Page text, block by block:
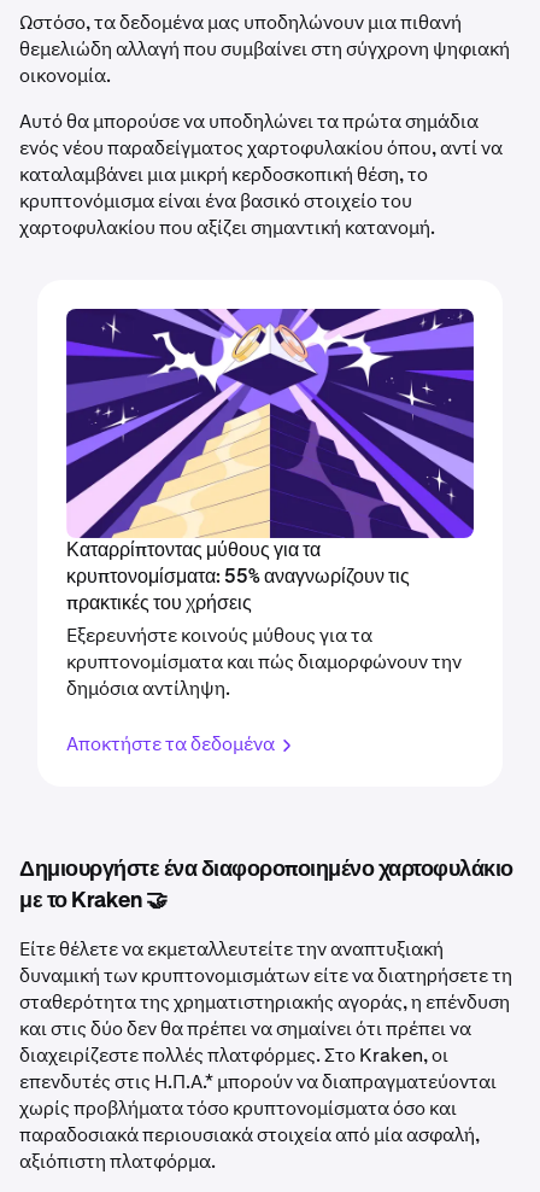
Ωστόσο, τα δεδομένα μας υποδηλώνουν μια πιθανή
θεμελιώδη αλλαγή που συμβαίνει στη σύγχρονη ψηφιακή
οικονομία.
Αυτό θα μπορούσε να υποδηλώνει τα πρώτα σημάδια
ενός νέου παραδείγματος χαρτοφυλακίου όπου, αντί να
καταλαμβάνει μια μικρή κερδοσκοπική θέση, το
κρυπτονόμισμα είναι ένα βασικό στοιχείο του
χαρτοφυλακίου που αξίζει σημαντική κατανομή.
Καταρρίπτοντας μύθους για τα
κρυπτονομίσματα: 55% αναγνωρίζουν τις
πρακτικές του χρήσεις
Εξερευνήστε κοινούς μύθους για τα
κρυπτονομίσματα και πώς διαμορφώνουν την
δημόσια αντίληψη.
Αποκτήστε τα δεδομένα
Δημιουργήστε ένα διαφοροποιημένο χαρτοφυλάκιο
με το Kraken 🤝
Είτε θέλετε να εκμεταλλευτείτε την αναπτυξιακή
δυναμική των κρυπτονομισμάτων είτε να διατηρήσετε τη
σταθερότητα της χρηματιστηριακής αγοράς, η επένδυση
και στις δύο δεν θα πρέπει να σημαίνει ότι πρέπει να
διαχειρίζεστε πολλές πλατφόρμες. Στο Kraken, οι
επενδυτές στις Η.Π.Α.* μπορούν να διαπραγματεύονται
χωρίς προβλήματα τόσο κρυπτονομίσματα όσο και
παραδοσιακά περιουσιακά στοιχεία από μία ασφαλή,
αξιόπιστη πλατφόρμα.